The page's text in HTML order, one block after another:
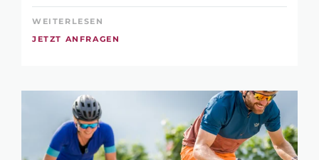
WEITERLESEN
JETZT ANFRAGEN